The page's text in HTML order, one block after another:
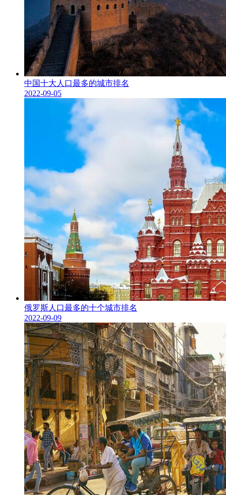
中国十大人口最多的城市排名
2022-09-05
俄罗斯人口最多的十个城市排名
2022-09-09